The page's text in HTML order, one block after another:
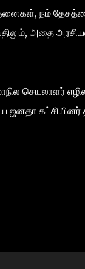
நம்
அதை
செயலாளர்
ஜனதா கட்சியினர்